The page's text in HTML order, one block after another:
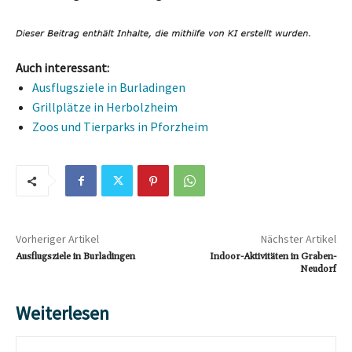
Auch interessant:
Ausflugsziele in Burladingen
Grillplätze in Herbolzheim
Zoos und Tierparks in Pforzheim
Vorheriger Artikel
Ausflugsziele in Burladingen
Nächster Artikel
Indoor-Aktivitäten in Graben-
Neudorf
Weiterlesen